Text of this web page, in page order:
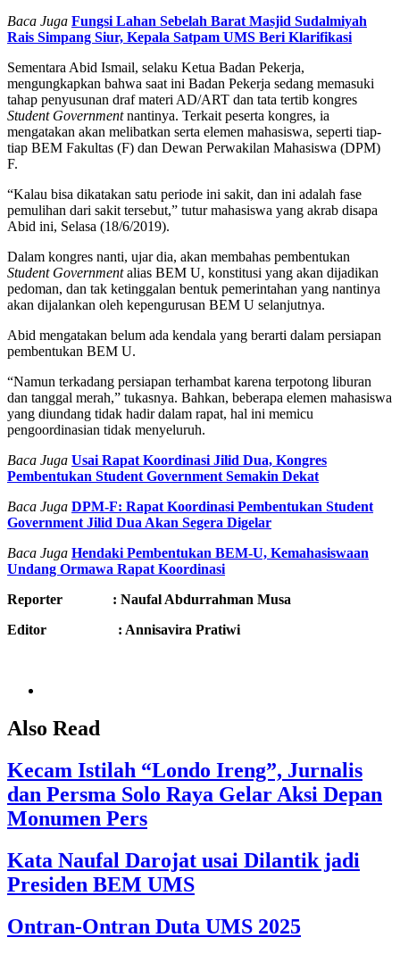
Baca Juga Fungsi Lahan Sebelah Barat Masjid Sudalmiyah
Rais Simpang Siur, Kepala Satpam UMS Beri Klarifikasi
Sementara Abid Ismail, selaku Ketua Badan Pekerja,
mengungkapkan bahwa saat ini Badan Pekerja sedang memasuki
tahap penyusunan draf materi AD/ART dan tata tertib kongres
Student Governmentnantinya. Terkait peserta kongres, ia
mengatakan akan melibatkan serta elemen mahasiswa, seperti tiap-
tiap BEM Fakultas (F) dan Dewan Perwakilan Mahasiswa (DPM)
F.
“Kalau bisa dikatakan satu periode ini sakit, dan ini adalah fase
pemulihan dari sakit tersebut,” tutur mahasiswa yang akrab disapa
Abid ini, Selasa (18/6/2019).
Dalam kongres nanti, ujar dia, akan membahas pembentukan
Student Governmentalias BEM U, konstitusi yang akan dijadikan
pedoman, dan tak ketinggalan bentuk pemerintahan yang nantinya
akan dijalankan oleh kepengurusan BEM U selanjutnya.
Abid mengatakan belum ada kendala yang berarti dalam persiapan
pembentukan BEM U.
“Namun terkadang persiapan terhambat karena terpotong liburan
dan tanggal merah,” tukasnya. Bahkan, beberapa elemen mahasiswa
yang diundang tidak hadir dalam rapat, hal ini memicu
pengoordinasian tidak menyeluruh.
Baca Juga Usai Rapat Koordinasi Jilid Dua, Kongres
Pembentukan Student Government Semakin Dekat
Baca Juga DPM-F: Rapat Koordinasi Pembentukan Student
Government Jilid Dua Akan Segera Digelar
Baca Juga Hendaki Pembentukan BEM-U, Kemahasiswaan
Undang Ormawa Rapat Koordinasi
Reporter : Naufal Abdurrahman Musa
Editor : Annisavira Pratiwi
Also Read
Kecam Istilah “Londo Ireng”, Jurnalis
dan Persma Solo Raya Gelar Aksi Depan
Monumen Pers
Kata Naufal Darojat usai Dilantik jadi
Presiden BEM UMS
Ontran-Ontran Duta UMS 2025